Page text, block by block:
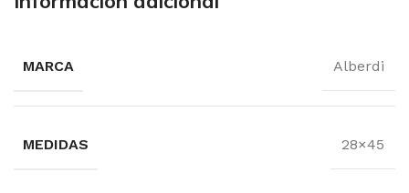
MARCA Alberdi
MEDIDAS 28×45